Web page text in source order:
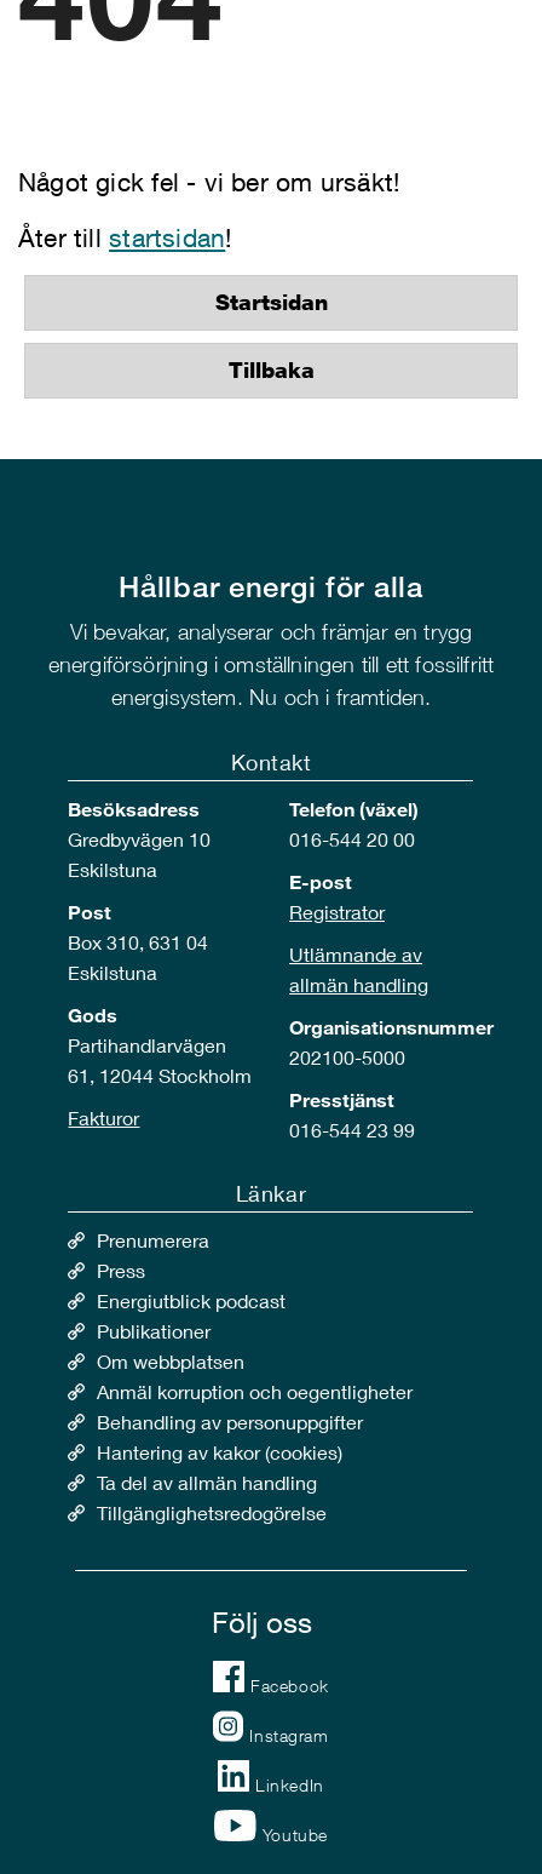
Något gick fel - vi ber om ursäkt!
Åter tillstartsidan!
Startsidan
Tillbaka
Hållbar energi för alla
Vi bevakar, analyserar och främjar en trygg
energiförsörjning i omställningen till ett fossilfritt
energisystem. Nu och i framtiden.
Kontakt
Besöksadress
Gredbyvägen 10
Eskilstuna
Post
Box 310, 631 04
Eskilstuna
Gods
Partihandlarvägen
61, 12044 Stockholm
Fakturor
Telefon (växel)
016-544 20 00
E-post
Registrator
Utlämnande av
allmän handling
Organisationsnummer
202100-5000
Presstjänst
016-544 23 99
Länkar
Prenumerera
Press
Energiutblick podcast
Publikationer
Om webbplatsen
Anmäl korruption och oegentligheter
Behandling av personuppgifter
Hantering av kakor (cookies)
Ta del av allmän handling
Tillgänglighetsredogörelse
Följ oss
Facebook
Instagram
LinkedIn
Youtube